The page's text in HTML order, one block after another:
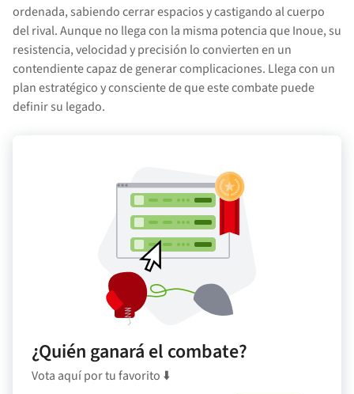
ordenada, sabiendo cerrar espacios y castigando al cuerpo
del rival. Aunque no llega con la misma potencia que Inoue, su
resistencia, velocidad y precisión lo convierten en un
contendiente capaz de generar complicaciones. Llega con un
plan estratégico y consciente de que este combate puede
definir su legado.
¿Quién ganará el combate?
Vota aquí por tu favorito ⬇️